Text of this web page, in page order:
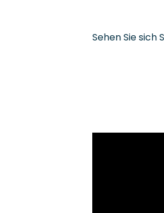
Sehen Sie